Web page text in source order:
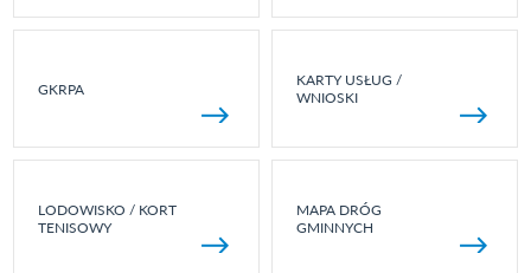
GKRPA
KARTY USŁUG /
WNIOSKI
LODOWISKO / KORT
TENISOWY
MAPA DRÓG
GMINNYCH